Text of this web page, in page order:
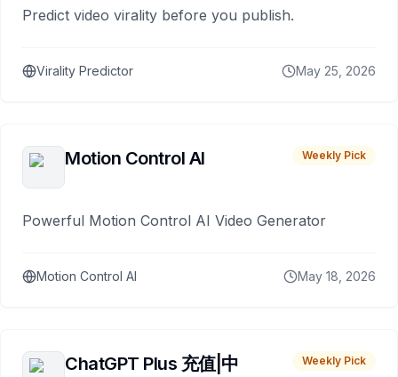
Predict video virality before you publish.
Virality Predictor May 25, 2026
Motion Control AI Weekly Pick
Powerful Motion Control AI Video Generator
Motion Control AI May 18, 2026
ChatGPT Plus 充值|中
Weekly Pick